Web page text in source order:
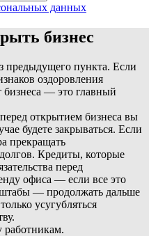
данных
бизнес
предыдущего пункта. Если
оздоровления
бизнеса — это главный
открытием бизнеса вы
будете закрываться. Если
прекращать
Кредиты, которые
перед
офиса — если все это
— продолжать дальше
усугубляться
работникам.